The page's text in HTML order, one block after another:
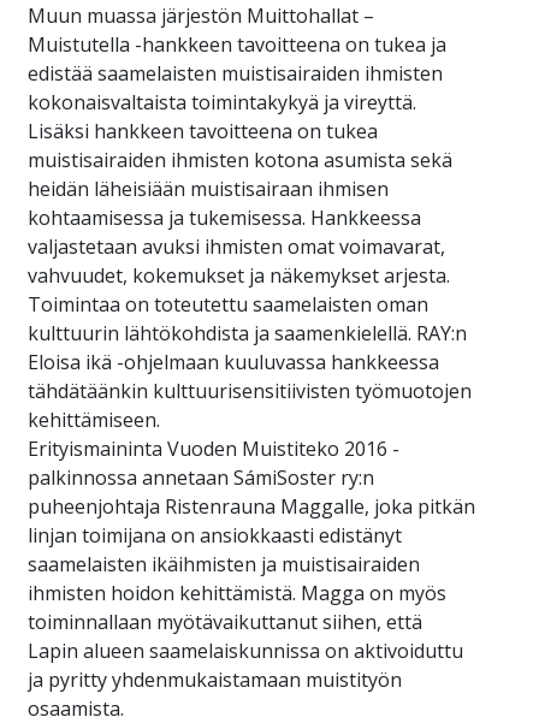
Muun muassa järjestön Muittohallat –
Muistutella -hankkeen tavoitteena on tukea ja
edistää saamelaisten muistisairaiden ihmisten
kokonaisvaltaista toimintakykyä ja vireyttä.
Lisäksi hankkeen tavoitteena on tukea
muistisairaiden ihmisten kotona asumista sekä
heidän läheisiään muistisairaan ihmisen
kohtaamisessa ja tukemisessa. Hankkeessa
valjastetaan avuksi ihmisten omat voimavarat,
vahvuudet, kokemukset ja näkemykset arjesta.
Toimintaa on toteutettu saamelaisten oman
kulttuurin lähtökohdista ja saamenkielellä. RAY:n
Eloisa ikä -ohjelmaan kuuluvassa hankkeessa
tähdätäänkin kulttuurisensitiivisten työmuotojen
kehittämiseen.
Erityismaininta Vuoden Muistiteko 2016 -
palkinnossa annetaan SámiSoster ry:n
puheenjohtaja Ristenrauna Maggalle, joka pitkän
linjan toimijana on ansiokkaasti edistänyt
saamelaisten ikäihmisten ja muistisairaiden
ihmisten hoidon kehittämistä. Magga on myös
toiminnallaan myötävaikuttanut siihen, että
Lapin alueen saamelaiskunnissa on aktivoiduttu
ja pyritty yhdenmukaistamaan muistityön
osaamista.